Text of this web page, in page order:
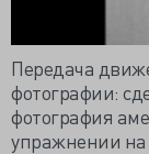
Передача
фотографии:
фотография
упражнении на